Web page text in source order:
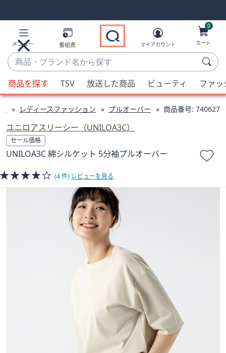
Links
Links2
メニュー 番組表
商
品・
ブ
ラ
ン
名
か
ら
す
候
補
利
用
可
能
場
合、
マイアカウント
0
カート
商品を探す TSV 放送した商品 ビューティ ファ
レディースファッション プルオーバー 商品番号: 740627
ユニロアスリーシー（UNILOA3C）
セール価格
UNILOA3C 綿シルケット 5分袖プルオーバー
(4 件) レビューを見る